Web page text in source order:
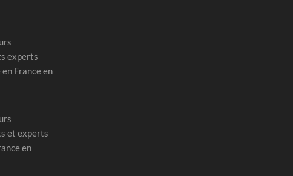
experts
France en
et experts
en